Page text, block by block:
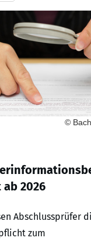
©
2026
Abschlussprüfer
zum